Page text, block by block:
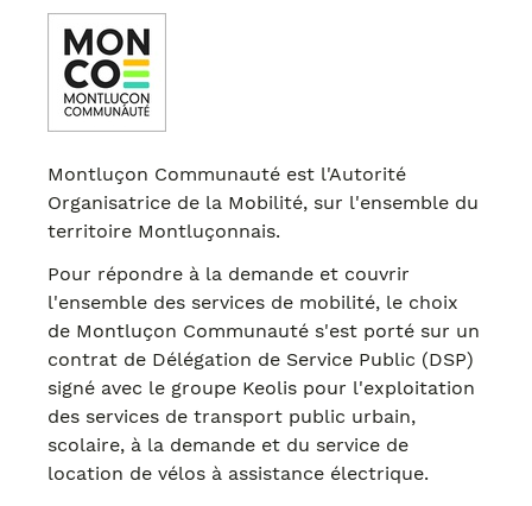
Montluçon Communauté est l'Autorité
Organisatrice de la Mobilité, sur l'ensemble du
territoire Montluçonnais.
Pour répondre à la demande et couvrir
l'ensemble des services de mobilité, le choix
de Montluçon Communauté s'est porté sur un
contrat de Délégation de Service Public (DSP)
signé avec le groupe Keolis pour l'exploitation
des services de transport public urbain,
scolaire, à la demande et du service de
location de vélos à assistance électrique.